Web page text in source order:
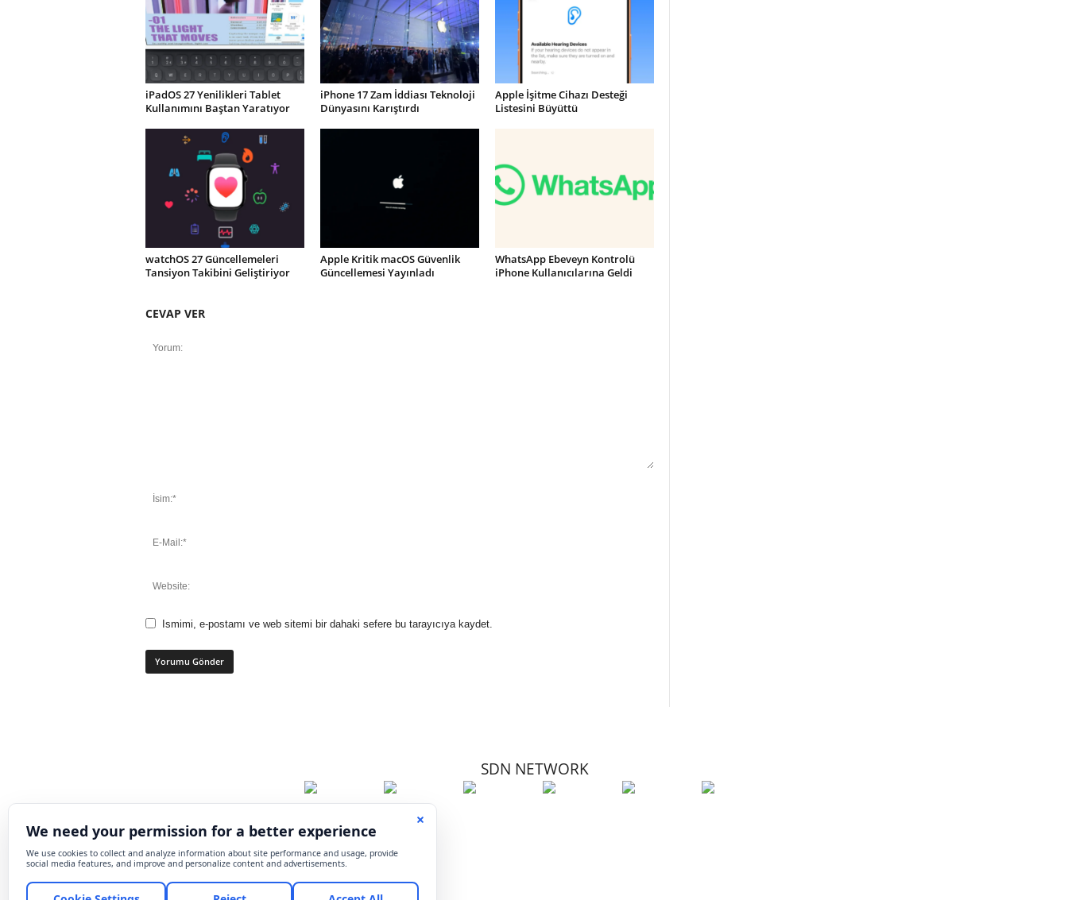
iPadOS 27 Yenilikleri Tablet
Kullanımını Baştan Yaratıyor
iPhone 17 Zam İddiası Teknoloji
Dünyasını Karıştırdı
Apple İşitme Cihazı Desteği
Listesini Büyüttü
watchOS 27 Güncellemeleri
Tansiyon Takibini Geliştiriyor
Apple Kritik macOS Güvenlik
Güncellemesi Yayınladı
WhatsApp Ebeveyn Kontrolü
iPhone Kullanıcılarına Geldi
CEVAP VER
Ismimi, e-postamı ve web sitemi bir dahaki sefere bu tarayıcıya kaydet.
SDN NETWORK